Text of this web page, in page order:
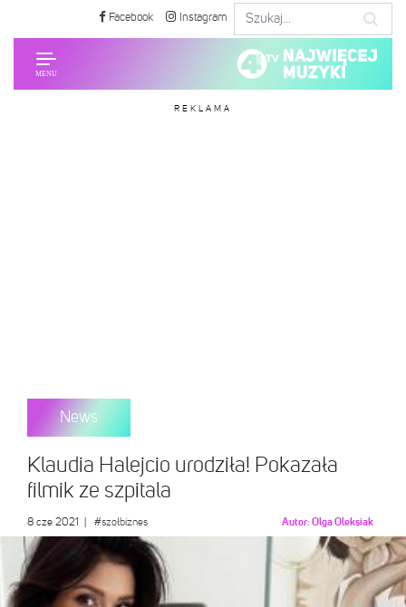
Facebook Instagram
REKLAMA
News
Klaudia Halejcio urodziła! Pokazała
filmik ze szpitala
8 cze 2021 #szołbiznes Autor:Olga Oleksiak